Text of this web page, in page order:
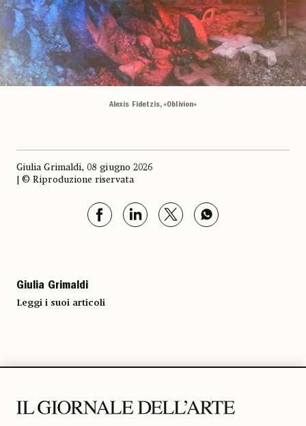
Alexis Fidetzis, «Oblivion»
Giulia Grimaldi, 08 giugno 2026
| © Riproduzione riservata
Giulia Grimaldi
Leggi i suoi articoli